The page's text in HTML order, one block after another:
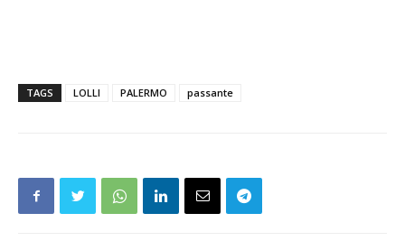
TAGS LOLLI PALERMO passante